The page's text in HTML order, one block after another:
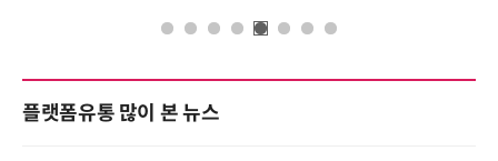
플랫폼유통 많이 본 뉴스